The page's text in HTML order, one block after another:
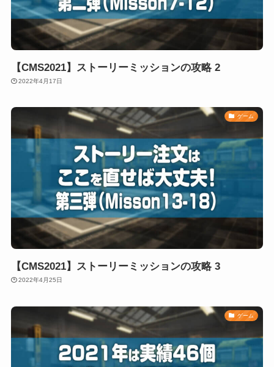
【CMS2021】ストーリーミッションの攻略 2
2022年4月17日
ゲーム
【CMS2021】ストーリーミッションの攻略 3
2022年4月25日
ゲーム